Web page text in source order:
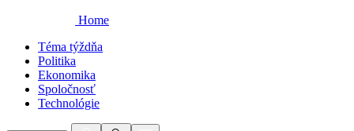
Home
Téma týždňa
Politika
Ekonomika
Spoločnosť
Technológie